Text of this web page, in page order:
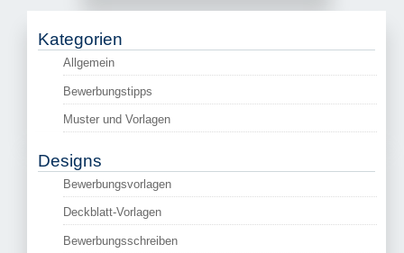
Kategorien
Allgemein
Bewerbungstipps
Muster und Vorlagen
Designs
Bewerbungsvorlagen
Deckblatt-Vorlagen
Bewerbungsschreiben